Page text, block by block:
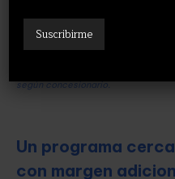
plan social leasing 2025
para
de distintas publicaciones
estánsujetos a condiciones de
según concesionario.
Un programa
con margen